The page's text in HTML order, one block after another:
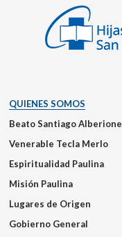
QUIENES SOMOS
Beato Santiago Alberione
Venerable Tecla Merlo
Espiritualidad Paulina
Misión Paulina
Lugares de Origen
Gobierno General